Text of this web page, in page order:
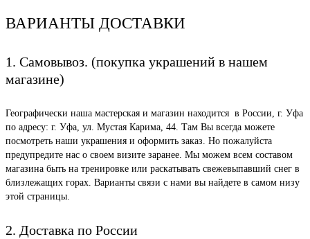
ВАРИАНТЫ ДОСТАВКИ
1. Самовывоз. (покупка украшений в нашем
магазине)
Географически наша мастерская и магазин находится в России, г. Уфа
по адресу: г. Уфа, ул. Мустая Карима, 44. Там Вы всегда можете
посмотреть наши украшения и оформить заказ. Но пожалуйста
предупредите нас о своем визите заранее. Мы можем всем составом
магазина быть на тренировке или раскатывать свежевыпавший снег в
близлежащих горах. Варианты связи с нами вы найдете в самом низу
этой страницы.
2. Доставка по России